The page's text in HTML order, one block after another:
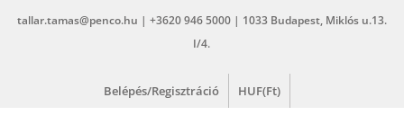
tallar.tamas@penco.hu | +3620 946 5000 | 1033 Budapest, Miklós u.13.
I/4.
Belépés/Regisztráció HUF(Ft)